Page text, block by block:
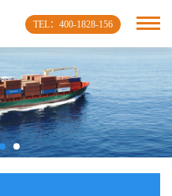
TEL：400-1828-156